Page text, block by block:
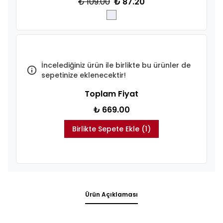
İncelediğiniz ürün ile birlikte bu ürünler de
sepetinize eklenecektir!
Toplam Fiyat
₺ 669.00
Birlikte Sepete Ekle (1)
Ürün Açıklaması